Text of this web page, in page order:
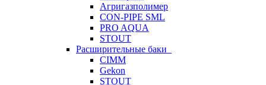
Агригазполимер
CON-PIPE SML
PRO AQUA
STOUT
Расширительные баки
CIMM
Gekon
STOUT